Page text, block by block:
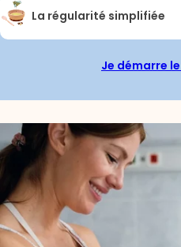
La régularité simplifiée
Je démarre